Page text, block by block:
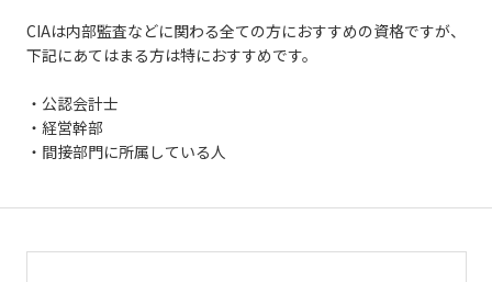
CIAは内部監査などに関わる全ての方におすすめの資格ですが、
下記にあてはまる方は特におすすめです。
・公認会計士
・経営幹部
・間接部門に所属している人